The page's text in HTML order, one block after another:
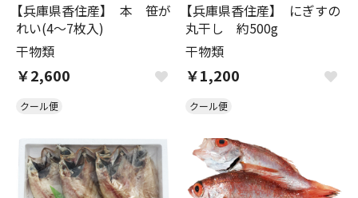
【兵庫県香住産】 本 笹が
れい(4～7枚入)
干物類
￥2,600
クール便
【兵庫県香住産】 にぎすの
丸干し 約500g
干物類
￥1,200
クール便